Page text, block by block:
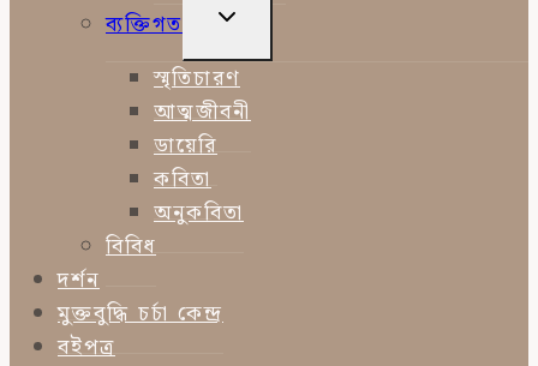
ব্যক্তিগত
TOGGLE
MENU
স্মৃতিচারণ
আত্মজীবনী
ডায়েরি
কবিতা
অনুকবিতা
বিবিধ
দর্শন
মুক্তবুদ্ধি চর্চা কেন্দ্র
বইপত্র